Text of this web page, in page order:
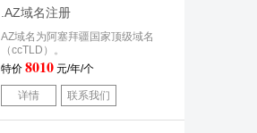
.AZ域名注册
AZ域名为阿塞拜疆国家顶级域名
（ccTLD）。
特价 8010 元/年/个
详情 联系我们